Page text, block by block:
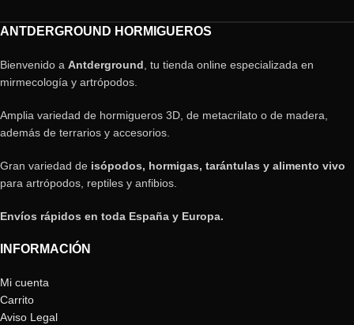
ANTDERGROUND HORMIGUEROS
Bienvenido a Antderground, tu tienda online especializada en
mirmecología y artrópodos.
Amplia variedad de hormigueros 3D, de metacrilato o de madera,
además de terrarios y accesorios.
Gran variedad de isópodos, hormigas, tarántulas y alimento vivo
para artrópodos, reptiles y anfibios.
Envíos rápidos en toda España y Europa.
INFORMACIÓN
Mi cuenta
Carrito
Aviso Legal